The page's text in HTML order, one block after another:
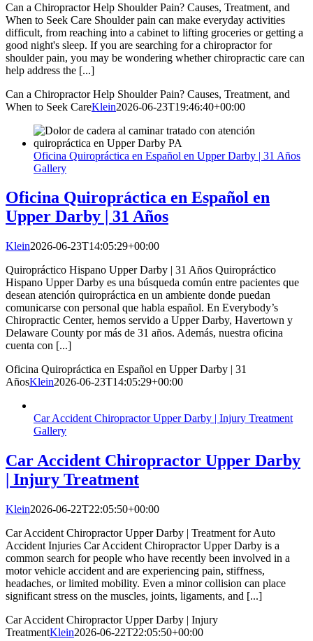
Can a Chiropractor Help Shoulder Pain? Causes, Treatment, and
When to Seek Care Shoulder pain can make everyday activities
difficult, from reaching into a cabinet to lifting groceries or getting a
good night's sleep. If you are searching for a chiropractor for
shoulder pain, you may be wondering whether chiropractic care can
help address the [...]
Can a Chiropractor Help Shoulder Pain? Causes, Treatment, and
When to Seek CareKlein2026-06-23T19:46:40+00:00
Oficina Quiropráctica en Español en Upper Darby | 31 Años
Gallery
Oficina Quiropráctica en Español en
Upper Darby | 31 Años
Klein2026-06-23T14:05:29+00:00
Quiropráctico Hispano Upper Darby | 31 Años Quiropráctico
Hispano Upper Darby es una búsqueda común entre pacientes que
desean atención quiropráctica en un ambiente donde puedan
comunicarse con personal que habla español. En Everybody’s
Chiropractic Center, hemos servido a Upper Darby, Havertown y
Delaware County por más de 31 años. Además, nuestra oficina
cuenta con [...]
Oficina Quiropráctica en Español en Upper Darby | 31
AñosKlein2026-06-23T14:05:29+00:00
Car Accident Chiropractor Upper Darby | Injury Treatment
Gallery
Car Accident Chiropractor Upper Darby
| Injury Treatment
Klein2026-06-22T22:05:50+00:00
Car Accident Chiropractor Upper Darby | Treatment for Auto
Accident Injuries Car Accident Chiropractor Upper Darby is a
common search for people who have recently been involved in a
motor vehicle accident and are experiencing pain, stiffness,
headaches, or limited mobility. Even a minor collision can place
significant stress on the muscles, joints, ligaments, and [...]
Car Accident Chiropractor Upper Darby | Injury
TreatmentKlein2026-06-22T22:05:50+00:00